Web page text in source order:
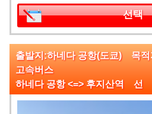
선택
출발지:하네다 공항(도쿄) 목
고속버스
하네다 공항 <=> 후지산역 선